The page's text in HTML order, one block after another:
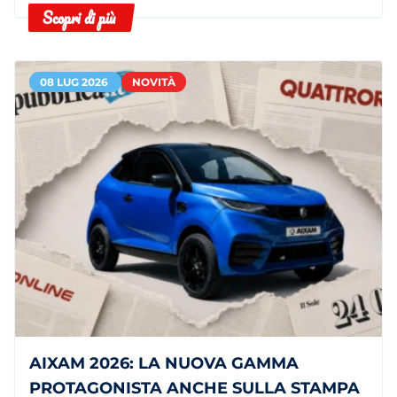
autonomia.
Scopri di più
08 LUG 2026 NOVITÀ
AIXAM 2026: LA NUOVA GAMMA
PROTAGONISTA ANCHE SULLA STAMPA